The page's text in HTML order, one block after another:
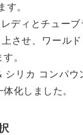
。
ディとチュー
させ、ワール
。
リカ コンパウ
化しました。